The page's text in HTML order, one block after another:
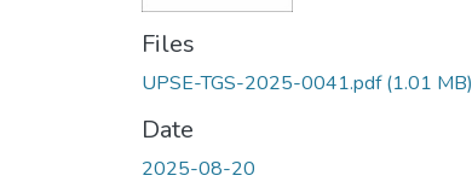
Files
UPSE-TGS-2025-0041.pdf(1.01 MB)
Date
2025-08-20